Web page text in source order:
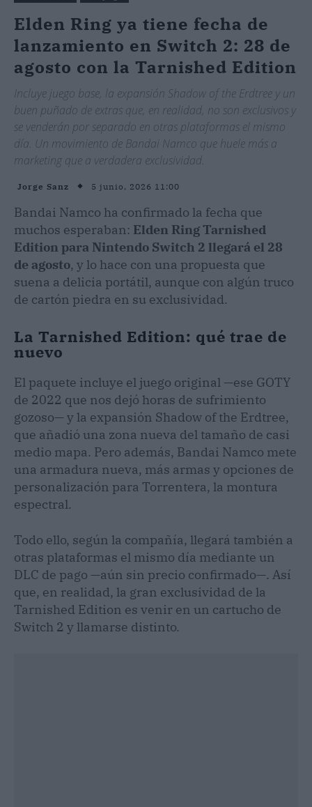
Elden Ring ya tiene fecha de
lanzamiento en Switch 2: 28 de
agosto con la Tarnished Edition
Incluye juego base, la expansión Shadow of the Erdtree y un
buen puñado de extras que, en realidad, no son exclusivos y
se venderán por separado en otras plataformas el mismo
día. Un movimiento de Bandai Namco que huele más a
marketing que a verdadera exclusividad.
Jorge Sanz 5 junio, 2026 11:00
Bandai Namco ha confirmado la fecha que
muchos esperaban: Elden Ring Tarnished
Edition para Nintendo Switch 2 llegará el 28
de agosto, y lo hace con una propuesta que
suena a delicia portátil, aunque con algún truco
de cartón piedra en su exclusividad.
La Tarnished Edition: qué trae de
nuevo
El paquete incluye el juego original —ese GOTY
de 2022 que nos dejó horas de sufrimiento
gozoso— y la expansión Shadow of the Erdtree,
que añadió una zona nueva del tamaño de casi
medio mapa. Pero además, Bandai Namco mete
una armadura nueva, más armas y opciones de
personalización para Torrentera, la montura
espectral.
Todo ello, según la compañía, llegará también a
otras plataformas el mismo día mediante un
DLC de pago —aún sin precio confirmado—. Así
que, en realidad, la gran exclusividad de la
Tarnished Edition es venir en un cartucho de
Switch 2 y llamarse distinto.